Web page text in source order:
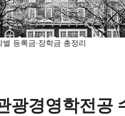
별 등록금·장학금 총정리
광경영학전공